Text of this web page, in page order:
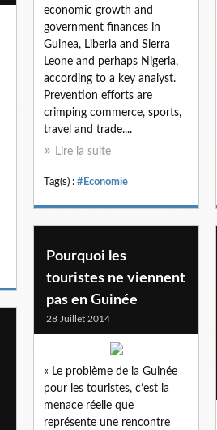
economic growth and
government finances in
Guinea, Liberia and Sierra
Leone and perhaps Nigeria,
according to a key analyst.
Prevention efforts are
crimping commerce, sports,
travel and trade....
Lire la suite
Tag(s) : #Economie
Pourquoi les
touristes ne viennent
pas en Guinée
28 Juillet 2014
« Le problème de la Guinée
pour les touristes, c’est la
menace réelle que
représente une rencontre